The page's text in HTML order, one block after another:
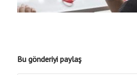
Bu gönderiyi paylaş